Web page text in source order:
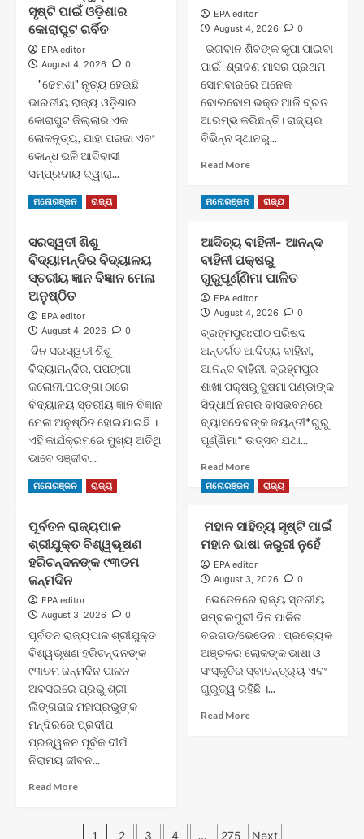
ଗୋପବନ୍ଧୁ
ଦାସ
୯୮
ତମ
ଶ୍ରାଦ୍ଧ
ଅବସରରେ
ରକ୍ତଦାନ
ଶିବିର
ଓଡିଆ
ମୋକ୍ଷୀଙ୍କୁ
“ପ୍ରାଇଡ୍
ଅଫ୍
ଇଣ୍ଡିଆ
୨୦୨୬”
ସମ୍ମାନ
ସୃଷ୍ଟି ପାଇଁ ଓଡ଼ିଶାର
କୋରାପୁଟ ଗର୍ବିତ
EPA editor
August 4, 2026
0
"ଢେମଶା" ନୃତ୍ୟ ହେଉଛି
ଭାରତୀୟ ରାଜ୍ୟ ଓଡ଼ିଶାର
କୋରାପୁଟ ଜିଲ୍ଲାର ଏକ
ଲୋକନୃତ୍ୟ, ଯାହା ପରଜା ଏବଂ
କୋନ୍ଧ ଭଳି ଆଦିବାସୀ
ସମ୍ପ୍ରଦାୟ ଦ୍ୱାରା...
Read MoreRead
“ଢେମସା”
ନୃତ୍ୟ
ପ୍ରଦର୍ଶନ
ବୁକ୍
ରେକର୍ଡ
ସୃଷ୍ଟି
ପାଇଁ
ଓଡ଼ିଶାର
କୋରାପୁଟ
ଗର୍ବିତ
EPA editor
August 4, 2026
0
ଭଗବାନ ଶିବଙ୍କ କୃପା ପାଇବା
ପାଇଁ ଶ୍ରାବଣ ମାସର ପ୍ରଥମ
ସୋମବାରରେ ଅନେକ
ବୋଲବୋମ ଭକ୍ତ ଆଜି ବ୍ରତ
ଆରମ୍ଭ କରିଛନ୍ତି। ରାଜ୍ୟର
ବିଭିନ୍ନ ସ୍ଥାନରୁ...
Read MoreRead
about
ବୋଲବୋମ
ଜଳଲାଗି
ମନୋରଞ୍ଜନ ରାଜ୍ୟ
ସରସ୍ୱତୀ ଶିଶୁ
ବିଦ୍ୟାମନ୍ଦିର ବିଦ୍ୟାଳୟ
ସ୍ତରୀୟ ଜ୍ଞାନ ବିଜ୍ଞାନ ମେଳା
ଅନୁଷ୍ଠିତ
EPA editor
August 4, 2026
0
ଦିନ ସରସ୍ୱତୀ ଶିଶୁ
ବିଦ୍ୟାମନ୍ଦିର, ପପଙ୍ଗା
କଲୋନୀ,ପପଙ୍ଗା ଠାରେ
ବିଦ୍ୟାଳୟ ସ୍ତରୀୟ ଜ୍ଞାନ ବିଜ୍ଞାନ
ମେଳା ଅନୁଷ୍ଠିତ ହୋଇଯାଇଛି ।
ଏହି କାର୍ଯକ୍ରମରେ ମୁଖ୍ୟ ଅତିଥି
ଭାବେ ସଞ୍ଜୀବ...
Read MoreRead
ସରସ୍ୱତୀ
ଶିଶୁ
ବିଦ୍ୟାମନ୍ଦିର
ବିଦ୍ୟାଳୟ
ଜ୍ଞାନ
ବିଜ୍ଞାନ
ମେଳା
ଅନୁଷ୍ଠିତ
ମନୋରଞ୍ଜନ ରାଜ୍ୟ
ଆଦିତ୍ୟ ବାହିନୀ- ଆନନ୍ଦ
ବାହିନୀ ପକ୍ଷରୁ
ଗୁରୁପୂର୍ଣ୍ଣିମା ପାଳିତ
EPA editor
August 4, 2026
0
ବ୍ରହ୍ମପୁର:ପୀଠ ପରିଷଦ
ଅନ୍ତର୍ଗତ ଆଦିତ୍ୟ ବାହିନୀ,
ଆନନ୍ଦ ବାହିନୀ, ବ୍ରହ୍ମପୁର
ଶାଖା ପକ୍ଷରୁ ସୁଷମା ପଣ୍ଡାଙ୍କ
ସିଦ୍ଧାର୍ଥ ନଗର ବାସଭବନରେ
ବ୍ୟାସଦେବଙ୍କ ଜୟନ୍ତୀ*ଗୁରୁ
ପୂର୍ଣ୍ଣିମା* ଉତ୍ସବ ଯଥା...
Read MoreRead
more
about
ବାହିନୀ-
ଆନନ୍ଦ
ଗୁରୁପୂର୍ଣ୍ଣିମା
ପାଳିତ
ମନୋରଞ୍ଜନ ରାଜ୍ୟ
ପୂର୍ବତନ ରାଜ୍ୟପାଳ
ଶ୍ରୀଯୁକ୍ତ ବିଶ୍ୱଭୂଷଣ
ହରିଚନ୍ଦନଙ୍କ ୯୩ତମ
ଜନ୍ମଦିନ
EPA editor
August 3, 2026
0
ପୂର୍ବତନ ରାଜ୍ୟପାଳ ଶ୍ରୀଯୁକ୍ତ
ବିଶ୍ୱଭୂଷଣ ହରିଚନ୍ଦନଙ୍କ
୯୩ତମ ଜନ୍ମଦିନ ପାଳନ
ଅବସରରେ ପ୍ରଭୁ ଶ୍ରୀ
ଲିଙ୍ଗରାଜ ମହାପ୍ରଭୁଙ୍କ
ମନ୍ଦିରରେ ପ୍ରଦୀପ
ପ୍ରଜ୍ୱଳନ ପୂର୍ବକ ଦୀର୍ଘ
ନିରାମୟ ଜୀବନ...
Read MoreRead
ପୂର୍ବତନ
ମନୋରଞ୍ଜନ ରାଜ୍ୟ
ମହାନ ସାହିତ୍ୟ ସୃଷ୍ଟି ପାଇଁ
ମହାନ ଭାଷା ଜରୁରୀ ନୁହେଁ
EPA editor
August 3, 2026
0
ଭେଡେନରେ ରାଜ୍ୟ ସ୍ତରୀୟ
ସମ୍ବଲପୁରୀ ଦିନ ପାଳିତ
ବରଗଡ/ଭେଡେନ : ପ୍ରତ୍ୟେକ
ଅଞ୍ଚଳର ଲୋକଙ୍କ ଭାଷା ଓ
ସଂସ୍କୃତିର ସ୍ବାତନ୍ତ୍ର୍ୟ ଏବଂ
ଗୁରୁତ୍ୱ ରହିଛି ।...
Read MoreRead
ମହାନ
ଭାଷା
1 2 3 4 … 275 Next